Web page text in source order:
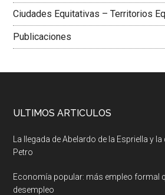
Ciudades Equitativas – Territorios
Publicaciones
ULTIMOS ARTICULOS
La llegada de Abelardo de la Espriella y
Petro
Economía popular: más empleo formal
desempleo